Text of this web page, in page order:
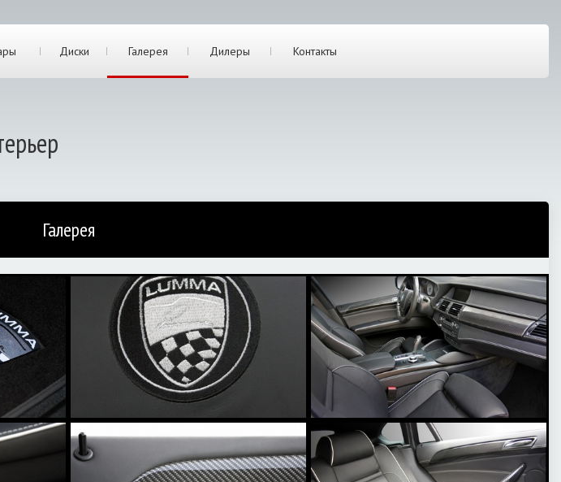
Диски Галерея Дилеры Контакты
Галерея